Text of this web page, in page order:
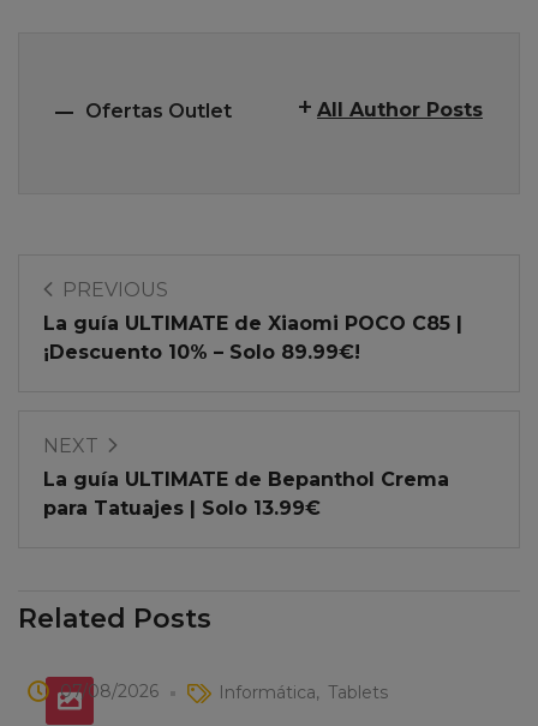
Ofertas Outlet All Author Posts
PREVIOUS
La guía ULTIMATE de Xiaomi POCO C85 |
¡Descuento 10% – Solo 89.99€!
NEXT
La guía ULTIMATE de Bepanthol Crema
para Tatuajes | Solo 13.99€
Related Posts
07/08/2026 Informática Tablets